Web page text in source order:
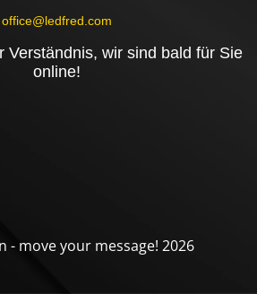
office@ledfred.com
Verständnis, wir sind bald für Sie
online!
- move your message! 2026